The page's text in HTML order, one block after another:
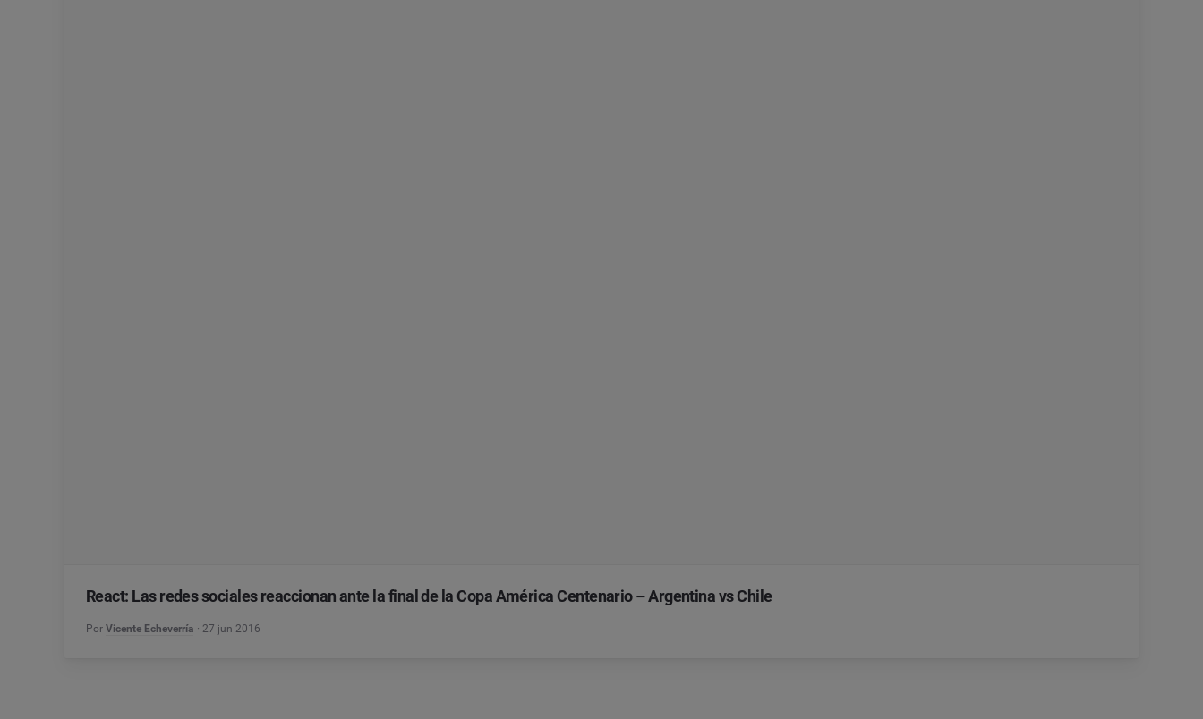
React: Las redes sociales reaccionan ante la final de la Copa América Centenario – Argentina vs Chile
Por Vicente Echeverría 27 jun 2016